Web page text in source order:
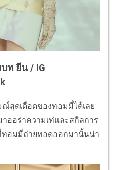
ท ยีน / IG
สุดเดือดของทอมมี่ได้เลย
ออร่าความเท่และสกิลการ
ทอมมี่ถ่ายทอดออกมานั้นน่า